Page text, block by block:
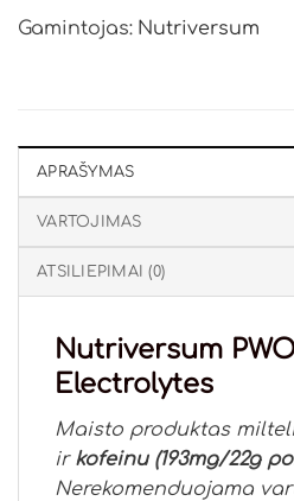
Gamintojas: Nutriversum
APRAŠYMAS
VARTOJIMAS
ATSILIEPIMAI (0)
Nutriversum
Electrolytes
Maisto produktas
ir kofeinu (193mg/22g
Nerekomenduojama